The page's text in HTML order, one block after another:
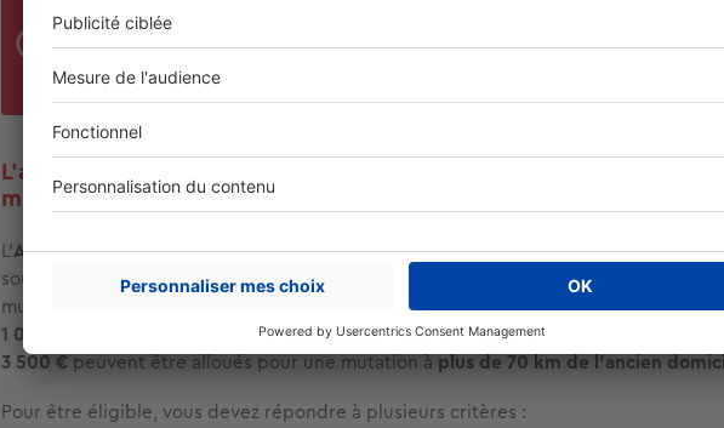
Un changement d’employeur ou un changement de siège social de
l’entreprise dans une autre ville ne sont pas considérés comme des
de mutation professionnelle.
L'aide à la mobilité d'Action Logement : une prime pour les salariés
mutés
L’Aide à la Mobilitéest une autre initiative proposée par Action Logement. Elle vise
soutenir les salariés qui doivent se rapprocher de leur lieu de travail à la suite d’une
mutation ou d’une embauche. Cette aide se traduit par uneprime de
1 000 €
sont versés aux salariés pour éviter des temps de transport trop longs, et
3 500 €peuvent être alloués pour une mutation àplus de 70 km de l’ancien
Pour être éligible, vous devez répondre à plusieurs critères :